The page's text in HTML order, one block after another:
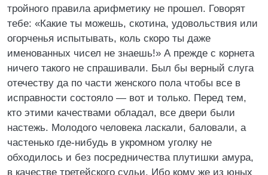
тройного правила арифметику не прошел. Говорят
тебе: «Какие ты можешь, скотина, удовольствия или
огорченья испытывать, коль скоро ты даже
именованных чисел не знаешь!» А прежде с корнета
ничего такого не спрашивали. Был бы верный слуга
отечеству да по части женского пола чтобы все в
исправности состояло — вот и только. Перед тем,
кто этими качествами обладал, все двери были
настежь. Молодого человека ласкали, баловали, а
частенько где-нибудь в укромном уголку не
обходилось и без посредничества плутишки амура,
в качестве третейского судьи. Ибо кому же из юных